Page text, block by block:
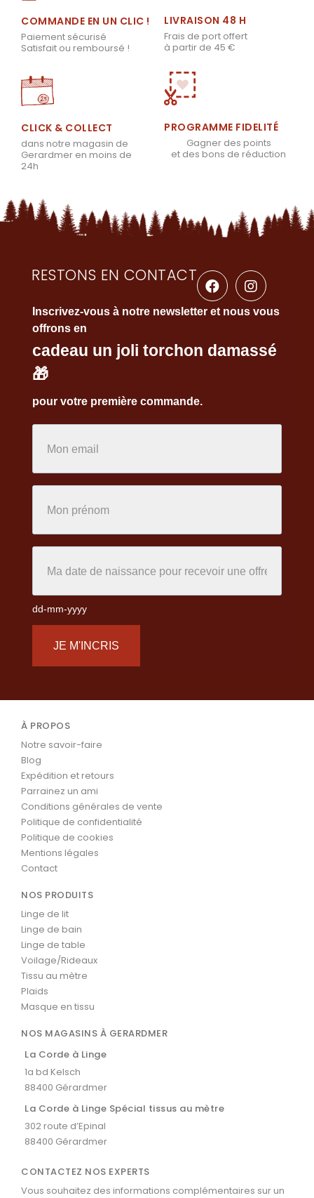
COMMANDE EN UN CLIC !
Paiement sécurisé
Satisfait ou remboursé !
LIVRAISON 48 H
Frais de port offert
à partir de 45 €
CLICK & COLLECT
dans notre magasin de
Gerardmer en moins de
24h
PROGRAMME FIDELITÉ
Gagner des points
et des bons de réduction
RESTONS EN CONTACT
Inscrivez-vous à notre newsletter et nous vous
offrons en
cadeau un joli torchon damassé
🎁
pour votre première commande.
dd-mm-yyyy
JE M'INCRIS
À PROPOS
Notre savoir-faire
Blog
Expédition et retours
Parrainez un ami
Conditions générales de vente
Politique de confidentialité
Politique de cookies
Mentions légales
Contact
NOS PRODUITS
Linge de lit
Linge de bain
Linge de table
Voilage/Rideaux
Tissu au mètre
Plaids
Masque en tissu
NOS MAGASINS À GERARDMER
La Corde à Linge
1a bd Kelsch
88400 Gérardmer
La Corde à Linge Spécial tissus au mètre
302 route d’Epinal
88400 Gérardmer
CONTACTEZ NOS EXPERTS
Vous souhaitez des informations complémentaires sur un